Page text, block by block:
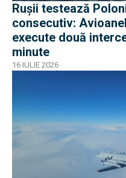
Rușii testează
consecutiv:
execute două
minute
16 IULIE 2026